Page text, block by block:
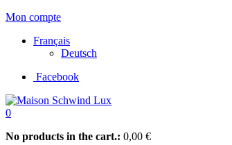
Mon compte
Français
Deutsch
Facebook
0
No products in the cart.: 0,00 €